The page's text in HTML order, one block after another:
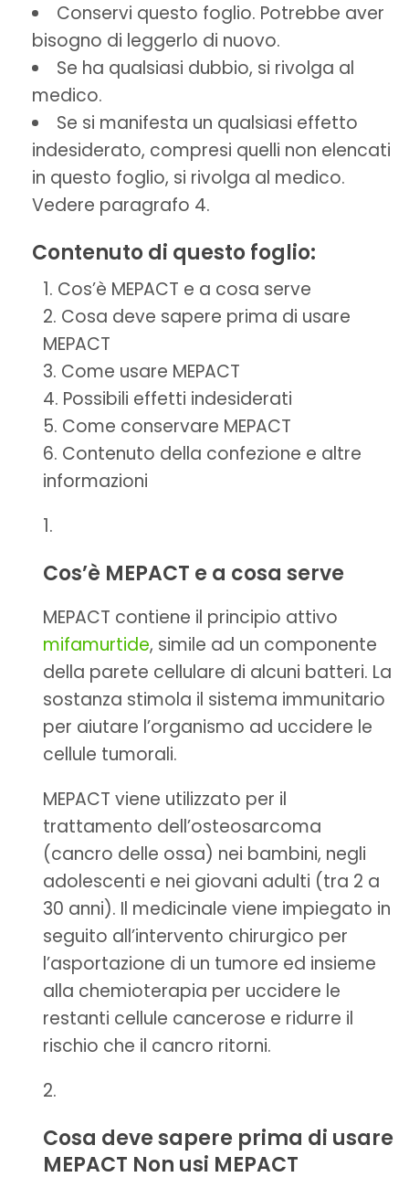
Conservi questo foglio. Potrebbe aver
bisogno di leggerlo di nuovo.
Se ha qualsiasi dubbio, si rivolga al
medico.
Se si manifesta un qualsiasi effetto
indesiderato, compresi quelli non elencati
in questo foglio, si rivolga al medico.
Vedere paragrafo 4.
Contenuto di questo foglio:
Cos’è MEPACT e a cosa serve
Cosa deve sapere prima di usare
MEPACT
Come usare MEPACT
Possibili effetti indesiderati
Come conservare MEPACT
Contenuto della confezione e altre
informazioni
Cos’è MEPACT e a cosa serve
MEPACT contiene il principio attivo
mifamurtide, simile ad un componente
della parete cellulare di alcuni batteri. La
sostanza stimola il sistema immunitario
per aiutare l’organismo ad uccidere le
cellule tumorali.
MEPACT viene utilizzato per il
trattamento dell’osteosarcoma
(cancro delle ossa) nei bambini, negli
adolescenti e nei giovani adulti (tra 2 a
30 anni). Il medicinale viene impiegato in
seguito all’intervento chirurgico per
l’asportazione di un tumore ed insieme
alla chemioterapia per uccidere le
restanti cellule cancerose e ridurre il
rischio che il cancro ritorni.
Cosa deve sapere prima di usare
MEPACT Non usi MEPACT